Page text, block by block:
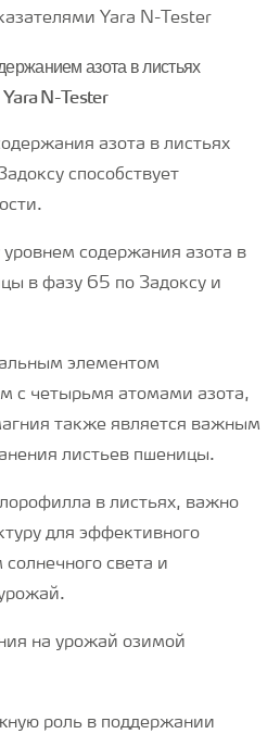
азота в листьях
способствует
элементом
с четырьмя атомами азота,
также является важным
листьев пшеницы.
в листьях, важно
для эффективного
света и
роль в поддержании